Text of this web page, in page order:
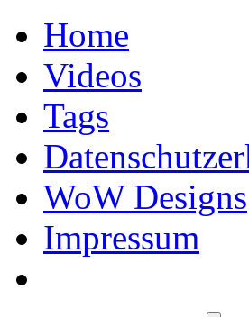
Home
Videos
Tags
WoW Designs
Impressum